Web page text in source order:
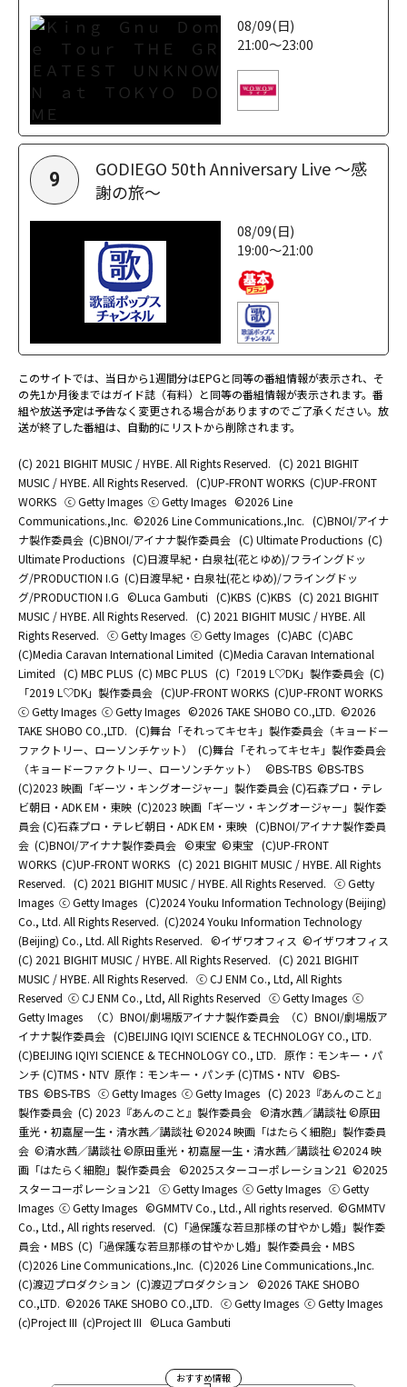
08/09(日)
21:00～23:00
9
GODIEGO 50th Anniversary Live ～感
謝の旅～
08/09(日)
19:00～21:00
このサイトでは、当日から1週間分はEPGと同等の番組情報が表示され、そ
の先1か月後まではガイド誌（有料）と同等の番組情報が表示されます。番
組や放送予定は予告なく変更される場合がありますのでご了承ください。放
送が終了した番組は、自動的にリストから削除されます。
(C) 2021 BIGHIT MUSIC / HYBE. All Rights Reserved. (C) 2021 BIGHIT
MUSIC / HYBE. All Rights Reserved. (C)UP-FRONT WORKS (C)UP-FRONT
WORKS ⓒ Getty Images ⓒ Getty Images ©2026 Line
Communications.,Inc. ©2026 Line Communications.,Inc. (C)BNOI/アイナ
ナ製作委員会 (C)BNOI/アイナナ製作委員会 (C) Ultimate Productions (C)
Ultimate Productions (C)日渡早紀・白泉社(花とゆめ)/フライングドッ
グ/PRODUCTION I.G (C)日渡早紀・白泉社(花とゆめ)/フライングドッ
グ/PRODUCTION I.G ©Luca Gambuti (C)KBS (C)KBS (C) 2021 BIGHIT
MUSIC / HYBE. All Rights Reserved. (C) 2021 BIGHIT MUSIC / HYBE. All
Rights Reserved. ⓒ Getty Images ⓒ Getty Images (C)ABC (C)ABC
(C)Media Caravan International Limited (C)Media Caravan International
Limited (C) MBC PLUS (C) MBC PLUS (C)「2019 L♡DK」製作委員会 (C)
「2019 L♡DK」製作委員会 (C)UP-FRONT WORKS (C)UP-FRONT WORKS
ⓒ Getty Images ⓒ Getty Images ©2026 TAKE SHOBO CO.,LTD. ©2026
TAKE SHOBO CO.,LTD. (C)舞台「それってキセキ」製作委員会（キョードー
ファクトリー、ローソンチケット）
(C)舞台「それってキセキ」製作委員会
（キョードーファクトリー、ローソンチケット）
©BS-TBS ©BS-TBS
(C)2023 映画「ギーツ・キングオージャー」製作委員会 (C)石森プロ・テレ
ビ朝日・ADK EM・東映 (C)2023 映画「ギーツ・キングオージャー」製作委
員会 (C)石森プロ・テレビ朝日・ADK EM・東映 (C)BNOI/アイナナ製作委員
会 (C)BNOI/アイナナ製作委員会 ©東宝 ©東宝 (C)UP-FRONT
WORKS (C)UP-FRONT WORKS (C) 2021 BIGHIT MUSIC / HYBE. All Rights
Reserved. (C) 2021 BIGHIT MUSIC / HYBE. All Rights Reserved. ⓒ Getty
Images ⓒ Getty Images (C)2024 Youku Information Technology (Beijing)
Co., Ltd. All Rights Reserved. (C)2024 Youku Information Technology
(Beijing) Co., Ltd. All Rights Reserved. ©イザワオフィス ©イザワオフィス
(C) 2021 BIGHIT MUSIC / HYBE. All Rights Reserved. (C) 2021 BIGHIT
MUSIC / HYBE. All Rights Reserved. ⓒ CJ ENM Co., Ltd, All Rights
Reserved ⓒ CJ ENM Co., Ltd, All Rights Reserved ⓒ Getty Images ⓒ
Getty Images
（C）BNOI/劇場版アイナナ製作委員会
（C）BNOI/劇場版ア
イナナ製作委員会 (C)BEIJING IQIYI SCIENCE & TECHNOLOGY CO., LTD.
(C)BEIJING IQIYI SCIENCE & TECHNOLOGY CO., LTD.
原作：モンキー・パ
ンチ (C)TMS・NTV 原作：モンキー・パンチ (C)TMS・NTV ©BS-
TBS ©BS-TBS ⓒ Getty Images ⓒ Getty Images (C) 2023『あんのこと』
製作委員会 (C) 2023『あんのこと』製作委員会 ©清水茜／講談社 ©原田
重光・初嘉屋一生・清水茜／講談社 ©2024 映画「はたらく細胞」製作委員
会 ©清水茜／講談社 ©原田重光・初嘉屋一生・清水茜／講談社 ©2024 映
画「はたらく細胞」製作委員会 ©2025スターコーポレーション21 ©2025
スターコーポレーション21
ⓒ Getty Images ⓒ Getty Images ⓒ Getty
Images ⓒ Getty Images ©GMMTV Co., Ltd., All rights reserved. ©GMMTV
Co., Ltd., All rights reserved. (C)「過保護な若旦那様の甘やかし婚」製作委
員会・MBS (C)「過保護な若旦那様の甘やかし婚」製作委員会・MBS
(C)2026 Line Communications.,Inc. (C)2026 Line Communications.,Inc.
(C)渡辺プロダクション (C)渡辺プロダクション ©2026 TAKE SHOBO
CO.,LTD. ©2026 TAKE SHOBO CO.,LTD. ⓒ Getty Images ⓒ Getty Images
(c)Project III (c)Project III ©Luca Gambuti
おすすめ情報